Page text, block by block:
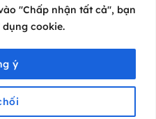
"Chấp nhận tất cả", bạn
cookie.
ý